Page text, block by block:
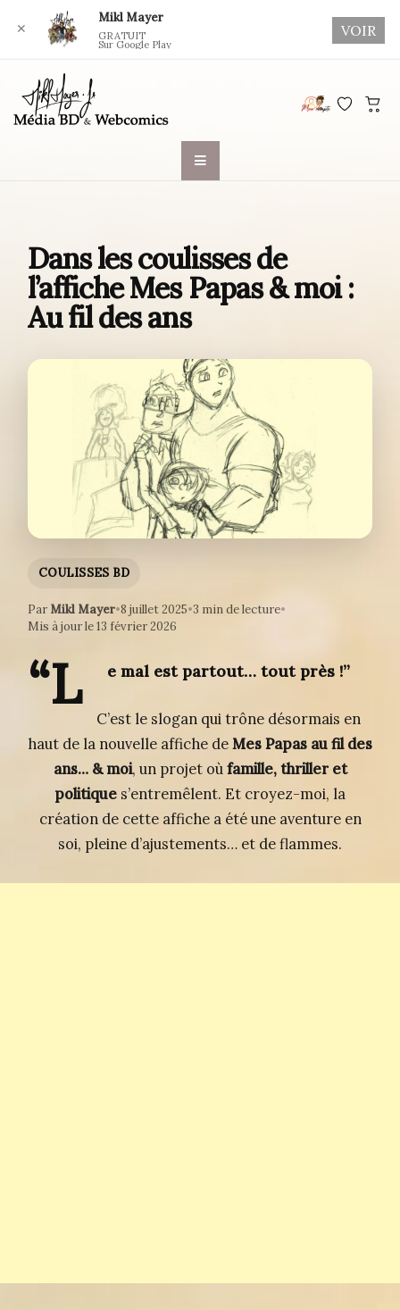
Dans les coulisses de
l’affiche Mes Papas & moi :
Au fil des ans
COULISSES BD
Par Mikl Mayer•8 juillet 2025•3 min de lecture•
Mis à jour le 13 février 2026
“L e mal est partout… tout près !”
C’est le slogan qui trône désormais en
haut de la nouvelle affiche de Mes Papas au fil des
ans… & moi, un projet où famille, thriller et
politique s’entremêlent. Et croyez-moi, la
création de cette affiche a été une aventure en
soi, pleine d’ajustements… et de flammes.
✕
Mikl Mayer
GRATUIT
Sur Google Play
VOIR